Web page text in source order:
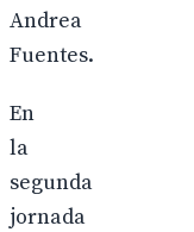
Andrea
Fuentes.
En
la
segunda
jornada